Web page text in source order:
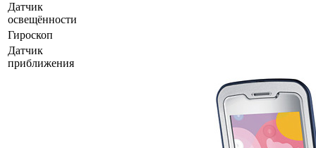
Датчик
освещённости
Гироскоп
Датчик
приближения